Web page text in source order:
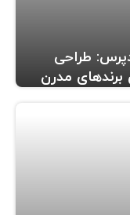
طراحی
برندهای مدرن